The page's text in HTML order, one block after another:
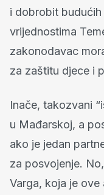
i dobrobit
vrijednostima
zakonodavac
za zaštitu djece i
Inače, takozvani
u Mađarskoj, a
ako je jedan
za posvojenje.
Varga, koja je ove